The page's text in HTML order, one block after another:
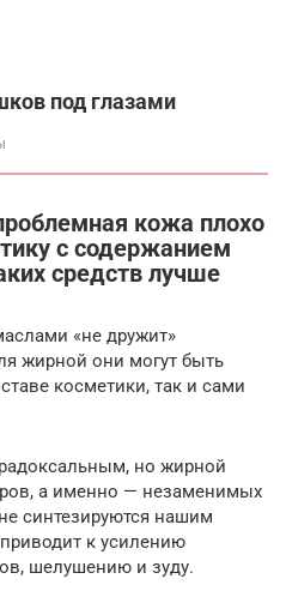
под глазами
кожа плохо
с содержанием
средств лучше
«не дружит»
жирной они могут быть
косметики, так и сами
но жирной
а именно — незаменимых
синтезируются нашим
к усилению
шелушению и зуду.